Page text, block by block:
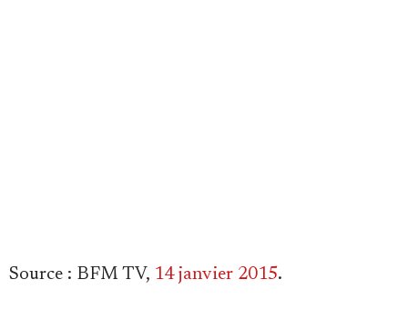
Source : BFM TV, 14 janvier 2015.